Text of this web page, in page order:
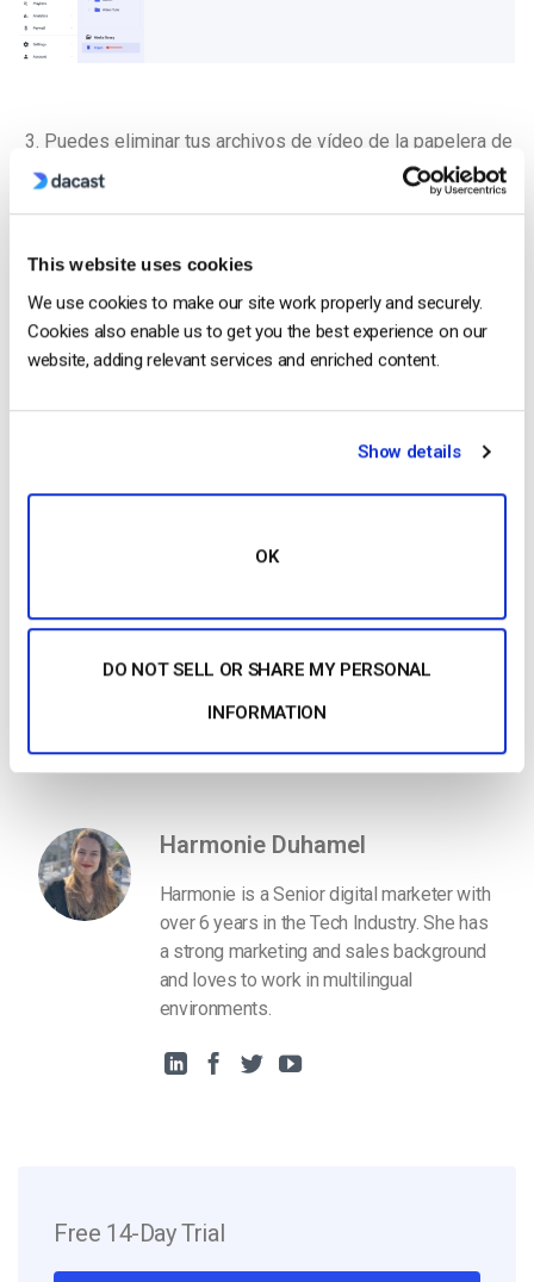
This website uses cookies
We use cookies to make our site work properly and securely.
Cookies also enable us to get you the best experience on our
website, adding relevant services and enriched content.
Show details
OK
DO NOT SELL OR SHARE MY PERSONAL
INFORMATION
Puedes eliminar tus archivos de vídeo de la papelera de
forma permanente marcándolos con la casilla principal y
haciendo clic en “Vaciar papelera”, como se muestra a
Si todavía necesita ayuda para eliminar el contenido de vídeo
favor
chat
Empiece Gratis
Harmonie Duhamel
Harmonie is a Senior digital marketer with
over 6 years in the Tech Industry. She has
a strong marketing and sales background
and loves to work in multilingual
environments.
Free 14-Day Trial